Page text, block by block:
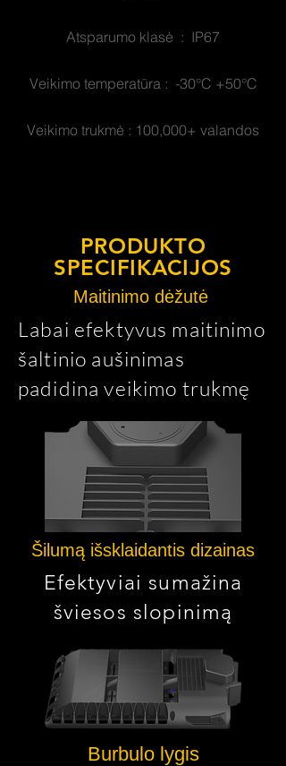
Atsparumo klasė : IP67
Veikimo temperatūra : -30°C +50°C
Veikimo trukmė : 100,000+ valandos
PRODUKTO
SPECIFIKACIJOS
Maitinimo dėžutė
Labai efektyvus maitinimo
šaltinio aušinimas
padidina veikimo trukmę
Šilumą išsklaidantis dizainas
Efektyviai sumažina
šviesos slopinimą
Burbulo lygis